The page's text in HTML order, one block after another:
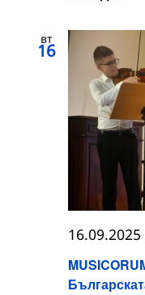
вт
16
16.09.2025